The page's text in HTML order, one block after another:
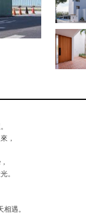
，
。
遇。